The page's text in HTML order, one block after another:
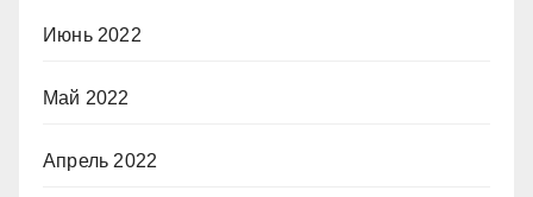
Июнь 2022
Май 2022
Апрель 2022